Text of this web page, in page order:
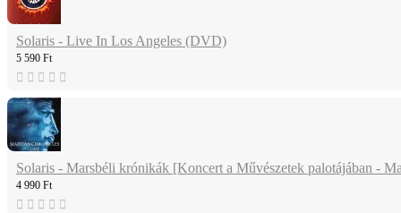
Solaris - Live In Los Angeles (DVD)
5 590 Ft
Solaris - Marsbéli krónikák [Koncert a Művészetek palotájában -
4 990 Ft